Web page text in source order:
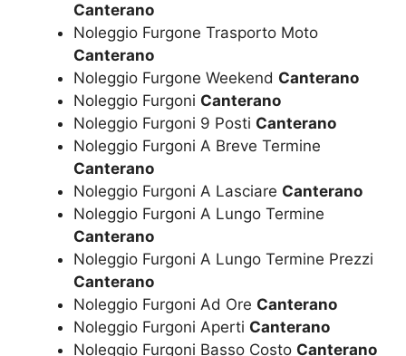
Canterano
Noleggio Furgone Trasporto Moto
Canterano
Noleggio Furgone Weekend Canterano
Noleggio Furgoni Canterano
Noleggio Furgoni 9 Posti Canterano
Noleggio Furgoni A Breve Termine
Canterano
Noleggio Furgoni A Lasciare Canterano
Noleggio Furgoni A Lungo Termine
Canterano
Noleggio Furgoni A Lungo Termine Prezzi
Canterano
Noleggio Furgoni Ad Ore Canterano
Noleggio Furgoni Aperti Canterano
Noleggio Furgoni Basso Costo Canterano